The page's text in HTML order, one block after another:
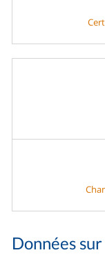
Données